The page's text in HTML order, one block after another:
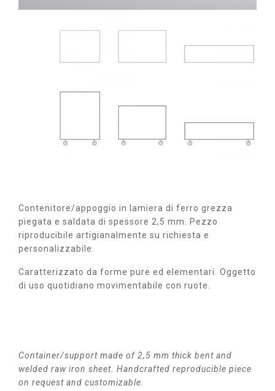
Contenitore/appoggio in lamiera di ferro grezza
piegata e saldata di spessore 2,5 mm. Pezzo
riproducibile artigianalmente su richiesta e
personalizzabile.
Caratterizzato da forme pure ed elementari. Oggetto
di uso quotidiano movimentabile con ruote.
Container/support made of 2,5 mm thick bent and
welded raw iron sheet. Handcrafted reproducible piece
on request and customizable.